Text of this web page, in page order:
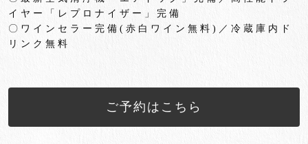
イヤー「
レプロナイザー」完備
〇ワインセラー完備 ( 赤白ワイン無料 ) ／冷蔵庫内ド
リンク無料
ご予約はこちら